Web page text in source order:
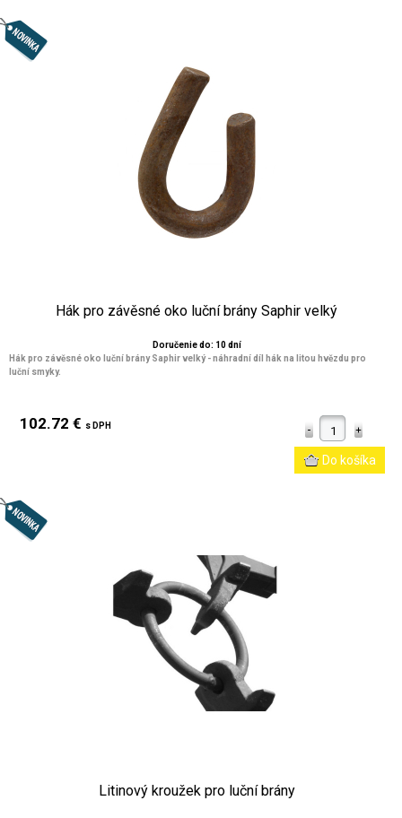
Hák pro závěsné oko luční brány Saphir velký
Doručenie do: 10 dní
Hák pro závěsné oko luční brány Saphir velký - náhradní díl hák na litou hvězdu pro
luční smyky.
102.72 € s DPH
Litinový kroužek pro luční brány